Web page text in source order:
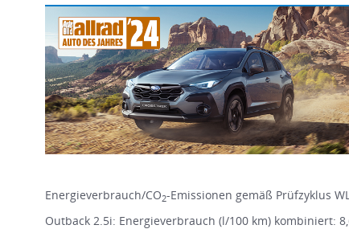
Energieverbrauch/CO2-Emissionen gemäß Prüfzyklus
Outback 2.5i: Energieverbrauch (l/100 km) kombiniert: